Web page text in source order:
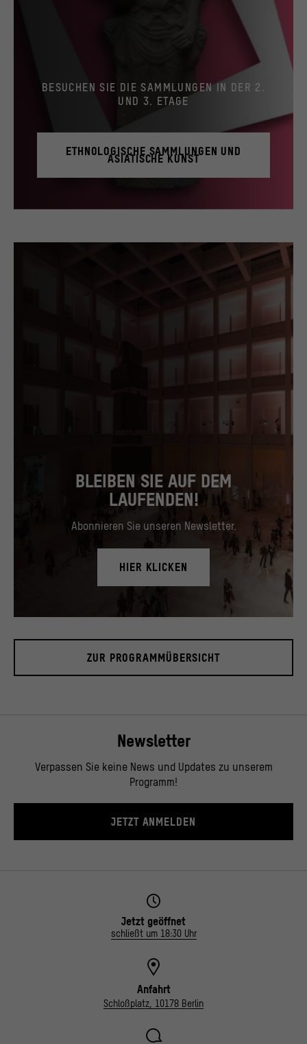
BESUCHEN SIE DIE SAMMLUNGEN IN DER 2.
UND 3. ETAGE
ETHNOLOGISCHE SAMMLUNGEN UND
ASIATISCHE KUNST
BLEIBEN SIE AUF DEM
LAUFENDEN!
Abonnieren Sie unseren Newsletter.
HIER KLICKEN
ZUR PROGRAMMÜBERSICHT
Newsletter
Verpassen Sie keine News und Updates zu unserem
Programm!
JETZT ANMELDEN
Jetzt geöffnet
schließt um 18:30 Uhr
Anfahrt
Schloßplatz, 10178 Berlin